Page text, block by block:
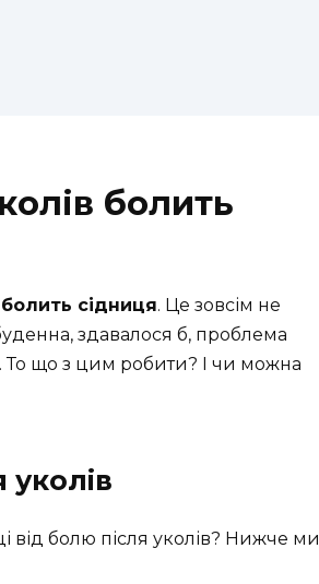
болить
болить сідниця. Це зовсім не
здавалося б, проблема
То що з цим робити? І чи можна
від болю після уколів? Нижче ми